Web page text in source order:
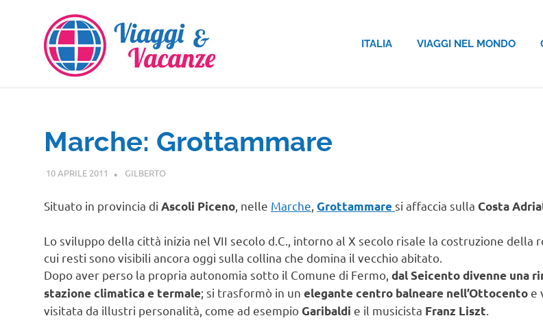
contenuto
ITALIA VIAGGI NEL MONDO
Marche: Grottammare
10 APRILE 2011 GILBERTOMARCHE
Situato in provincia di Ascoli Piceno , nelle Marche Grottammare si affaccia sulla Costa
Lo sviluppo della città inizia nel VII secolo d.C., intorno al X secolo risale la costruzione della
cui resti sono visibili ancora oggi sulla collina che domina il vecchio abitato.
Dopo aver perso la propria autonomia sotto il Comune di Fermo, dal Seicento divenne una
stazione climatica e termale; si trasformò in un elegante centro balneare nell’Ottocento e
visitata da illustri personalità, come ad esempio Garibaldi e il musicista Franz Liszt.